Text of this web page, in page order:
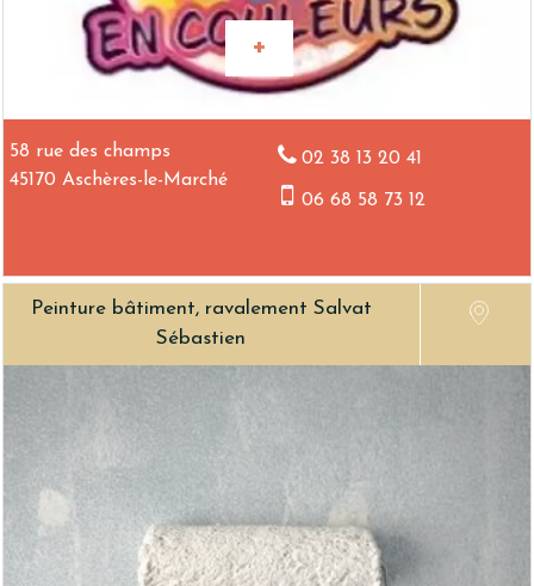
58 rue des champs
45170 Aschères-le-Marché
02 38 13 20 41
06 68 58 73 12
Peinture bâtiment, ravalement Salvat
Sébastien